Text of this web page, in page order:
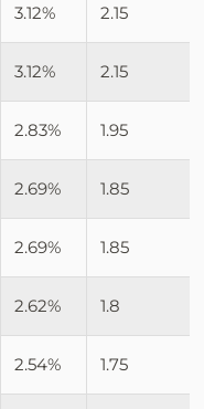
3.12% 2.15
3.12% 2.15
2.83% 1.95
2.69% 1.85
2.69% 1.85
2.62% 1.8
2.54% 1.75